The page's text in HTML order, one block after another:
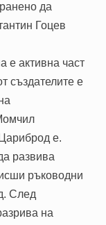
да
Гоцев
е активна част
създателите е
е.
развива
ръководни
След
на